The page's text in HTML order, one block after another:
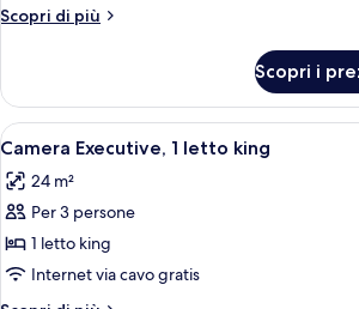
letto
Scopri di più
Altri
Executive,
letto
Scopri i
Apri
tutte
le
foto
per
Camera
Executive,
Una
11
Camera Executive, 1 letto king
24 m²
Per 3 persone
1 letto king
Internet via cavo gratis